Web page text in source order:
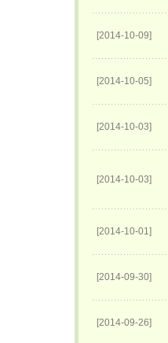
[2014-10-09]
[2014-10-05]
[2014-10-03]
[2014-10-03]
[2014-10-01]
[2014-09-30]
[2014-09-26]